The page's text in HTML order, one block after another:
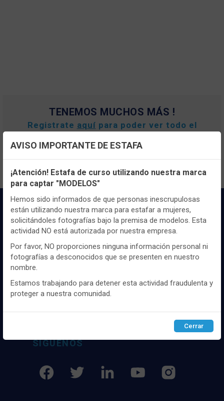
TENEMOS MUCHOS MÁS !
Registrate aquí para poder ver todo el
Distribuidor y mayorista textil de las mejores
mercado, marcas tanto nacionales como
experiencia como proveedor de los mejores
SÍGUENOS
Configuración de cookies
Utilizamos cookies propias y de terceros, de sesión o
persistentes, para hacer funcionar de manera segura nuestra
página web y personalizar su contenido.
Igualmente, utilizamos cookies para medir y obtener datos de
la navegación que realizas y para ajustar el contenido a tus
gustos y preferencias.
Puedesconfigurary aceptar el uso de cookies a tu gusto.
Para obtener más información visita nuestra
cookies.
Configurar Rechazar ACEPTAR
AVISO IMPORTANTE DE ESTAFA
¡Atención! Estafa de curso utilizando nuestra marca
para captar "MODELOS"
Hemos sido informados de que personas inescrupulosas
están utilizando nuestra marca para estafar a mujeres,
solicitándoles fotografías bajo la premisa de modelos. Esta
actividad NO está autorizada por nuestra empresa.
Por favor, NO proporciones ninguna información personal ni
fotografías a desconocidos que se presenten en nuestro
nombre.
Estamos trabajando para detener esta actividad fraudulenta y
proteger a nuestra comunidad.
Cerrar